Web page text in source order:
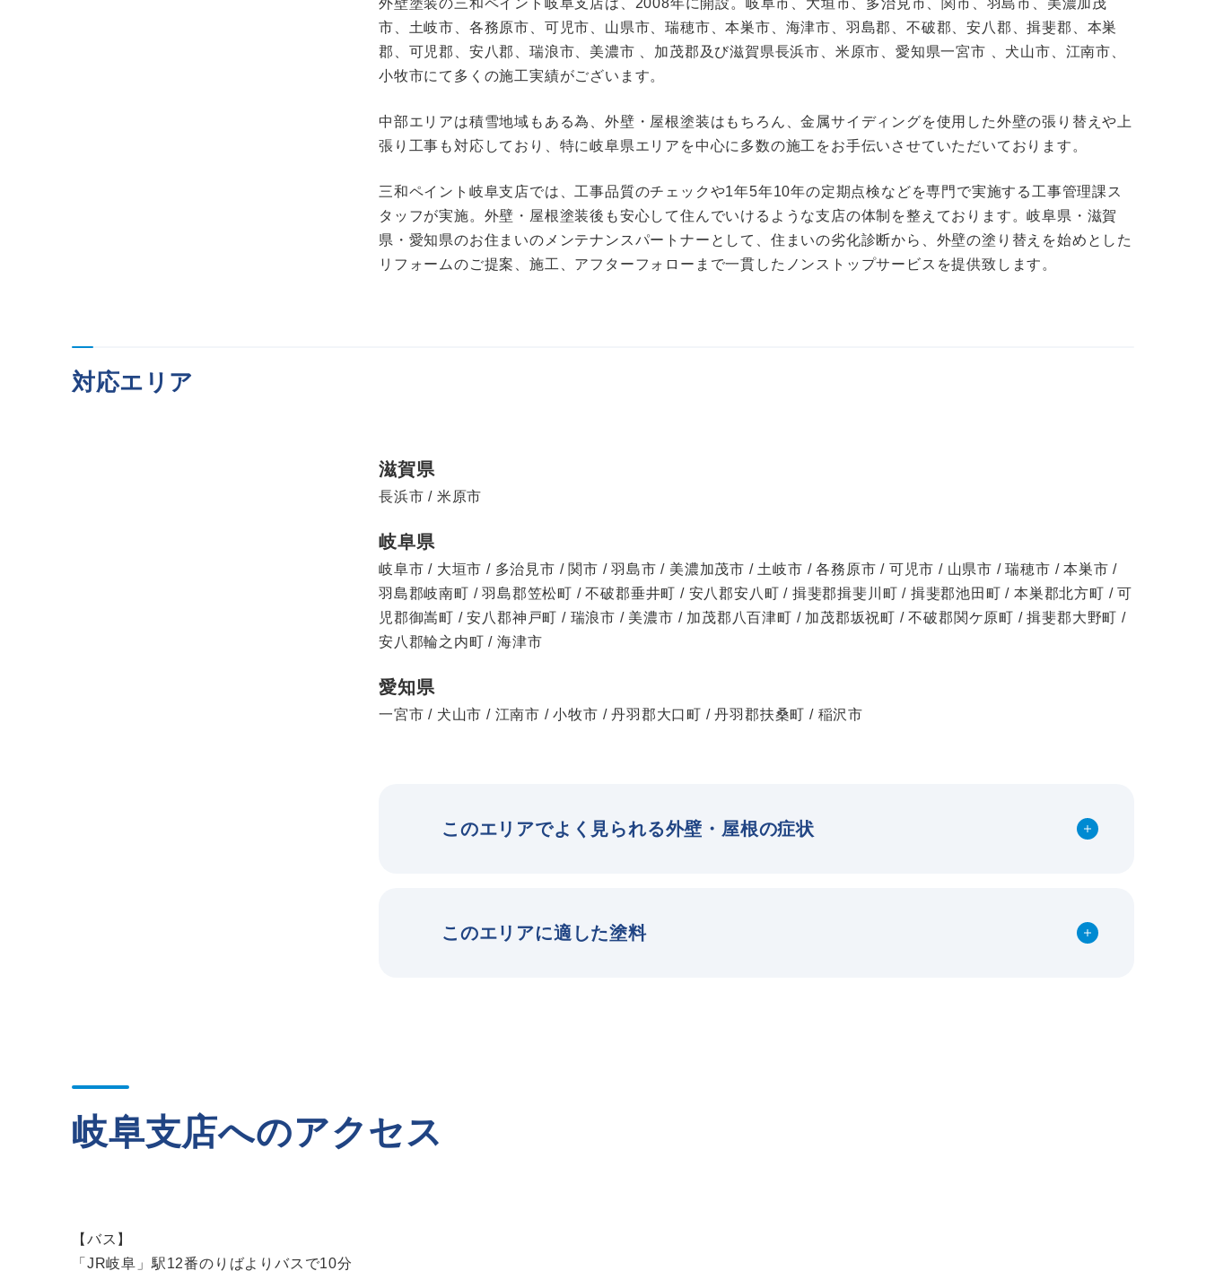
市、土岐市、各務原市、可児市、山県市、瑞穂市、本巣市、海津市、羽島郡、不破郡、安八郡、揖斐郡、本巣
郡、可児郡、安八郡、瑞浪市、美濃市 、加茂郡及び滋賀県長浜市、米原市、愛知県一宮市 、犬山市、江南市、
小牧市にて多くの施工実績がございます。
中部エリアは積雪地域もある為、外壁・屋根塗装はもちろん、金属サイディングを使用した外壁の張り替えや上
張り工事も対応しており、特に岐阜県エリアを中心に多数の施工をお手伝いさせていただいております。
三和ペイント岐阜支店では、工事品質のチェックや1年5年10年の定期点検などを専門で実施する工事管理課ス
タッフが実施。外壁・屋根塗装後も安心して住んでいけるような支店の体制を整えております。岐阜県・滋賀
県・愛知県のお住まいのメンテナンスパートナーとして、住まいの劣化診断から、外壁の塗り替えを始めとした
リフォームのご提案、施工、アフターフォローまで一貫したノンストップサービスを提供致します。
対応エリア
滋賀県
長浜市 / 米原市
岐阜県
岐阜市 / 大垣市 / 多治見市 / 関市 / 羽島市 / 美濃加茂市 / 土岐市 / 各務原市 / 可児市 / 山県市 / 瑞穂市 / 本巣市 /
羽島郡岐南町 / 羽島郡笠松町 / 不破郡垂井町 / 安八郡安八町 / 揖斐郡揖斐川町 / 揖斐郡池田町 / 本巣郡北方町 / 可
児郡御嵩町 / 安八郡神戸町 / 瑞浪市 / 美濃市 / 加茂郡八百津町 / 加茂郡坂祝町 / 不破郡関ケ原町 / 揖斐郡大野町 /
安八郡輪之内町 / 海津市
愛知県
一宮市 / 犬山市 / 江南市 / 小牧市 / 丹羽郡大口町 / 丹羽郡扶桑町 / 稲沢市
このエリアでよく見られる外壁・屋根の症状
このエリアに適した塗料
岐阜支店へのアクセス
【バス】
「JR岐阜」駅12番のりばよりバスで10分